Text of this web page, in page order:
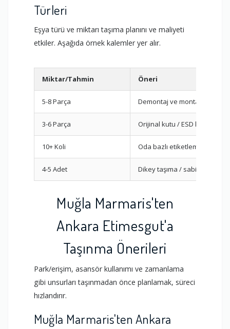
Türleri
Eşya türü ve miktarı taşıma planını ve maliyeti
etkiler. Aşağıda örnek kalemler yer alır.
Miktar/Tahmin Öneri
5-8 Parça Demontaj ve montaj planı
3-6 Parça Orijinal kutu / ESD koruma
10+ Koli Oda bazlı etiketleme
4-5 Adet Dikey taşıma / sabitleme
Muğla Marmaris'ten
Ankara Etimesgut'a
Taşınma Önerileri
Park/erişim, asansör kullanımı ve zamanlama
gibi unsurları taşınmadan önce planlamak, süreci
hızlandırır.
Muğla Marmaris'ten Ankara